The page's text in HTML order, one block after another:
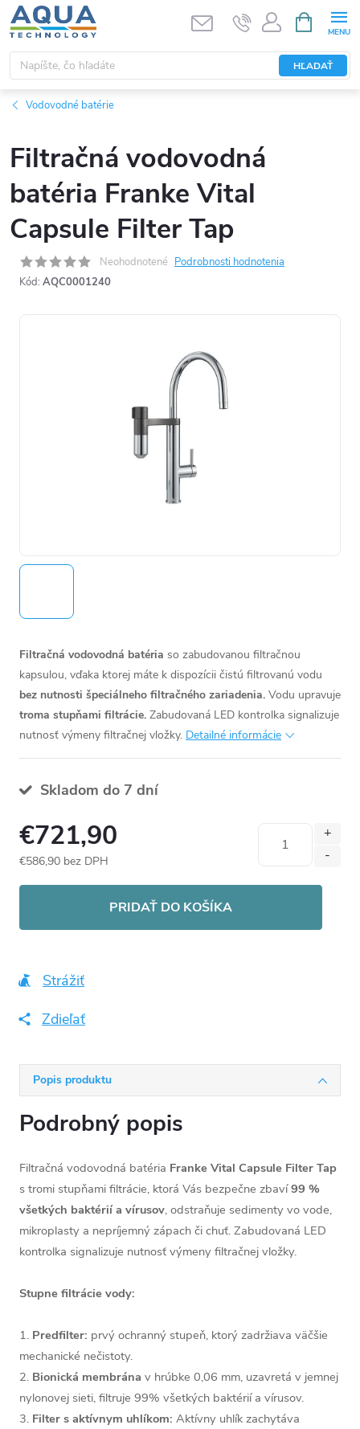
Prejsť
na
obsah
HĽADAŤ
KOŠÍK
Vodovodné batérie
Filtračná vodovodná
batéria Franke Vital
Capsule Filter Tap
Neohodnotené Podrobnosti hodnotenia
Kód: AQC0001240
Filtračná vodovodná batéria so zabudovanou filtračnou
kapsulou, vďaka ktorej máte k dispozícii čistú filtrovanú vodu
bez nutnosti špeciálneho filtračného zariadenia. Vodu upravuje
troma stupňami filtrácie. Zabudovaná LED kontrolka signalizuje
nutnosť výmeny filtračnej vložky. Detailné informácie
Skladom do 7 dní
€721,90
€586,90 bez DPH
PRIDAŤ DO KOŠÍKA
Strážiť
Zdieľať
Popis produktu
Podrobný popis
Filtračná vodovodná batéria Franke Vital Capsule Filter Tap
s tromi stupňami filtrácie, ktorá Vás bezpečne zbaví99 %
všetkých baktérií a vírusov, odstraňuje sedimenty vo vode,
mikroplasty a nepríjemný zápach či chuť. Zabudovaná LED
kontrolka signalizuje nutnosť výmeny filtračnej vložky.
Stupne filtrácie vody:
1. Predfilter: prvý ochranný stupeň, ktorý zadržiava väčšie
mechanické nečistoty.
2. Bionická membrána v hrúbke 0,06 mm, uzavretá v jemnej
nylonovej sieti, filtruje 99% všetkých baktérií a vírusov.
3. Filter s aktívnym uhlíkom: Aktívny uhlík zachytáva